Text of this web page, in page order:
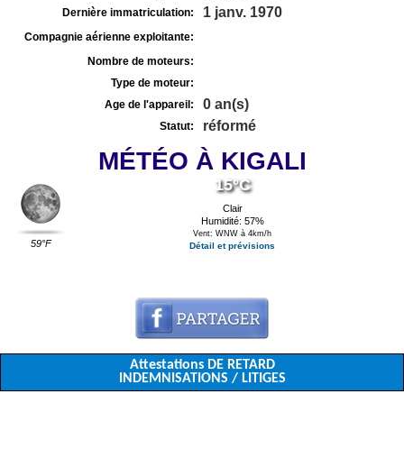
Dernière immatriculation: 1 janv. 1970
Compagnie aérienne exploitante:
Nombre de moteurs:
Type de moteur:
Age de l'appareil:
0 an(s)
Statut: réformé
MÉTÉO À KIGALI
59°F
15°C
Clair
Humidité: 57%
Vent: WNW à 4km/h
Détail et prévisions
Attestations DE RETARD
INDEMNISATIONS / LITIGES